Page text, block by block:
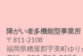
障がい者多機能型事業
〒811-2108
福岡県糟屋郡宇美町ゆ